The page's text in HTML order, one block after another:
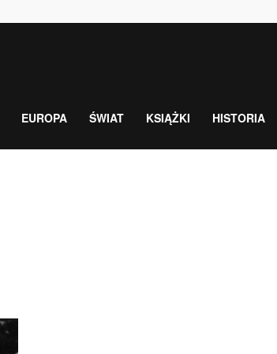
EUROPA ŚWIAT KSIĄŻKI HISTORIA